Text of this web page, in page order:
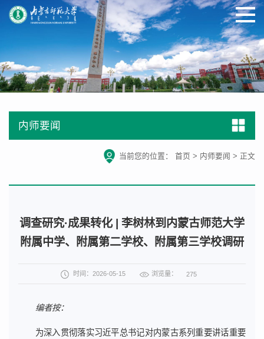
内师要闻
当前您的位置： 首页 > 内师要闻 > 正文
调查研究·成果转化 | 李树林到内蒙古师范大学
附属中学、附属第二学校、附属第三学校调研
时间：2026-05-15 浏览量： 275
编者按：
为深入贯彻落实习近平总书记对内蒙古系列重要讲话重要